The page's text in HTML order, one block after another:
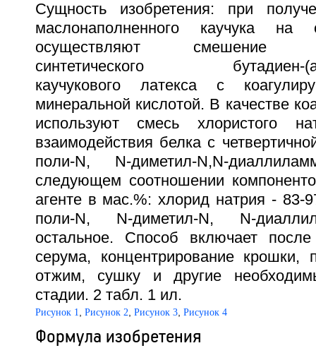
Сущность изобретения: при
маслонаполненного каучука на
осуществляют смешение
синтетического бутадиен-(a-
каучукового латекса с
минеральной кислотой. В качестве
используют смесь хлористого
взаимодействия белка с
поли-N, N-диметил-N,N-
следующем соотношении
агенте в мас.%: хлорид натрия - 83-
поли-N, N-диметил-N, N-
остальное. Способ включает
серума, концентрирование крошки,
отжим, сушку и другие
стадии. 2 табл. 1 ил.
Рисунок 1 Рисунок 2 Рисунок 3, Рисунок 4
Формула изобретения